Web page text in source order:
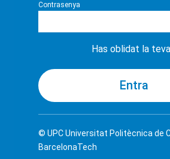
Contrasenya
Has oblidat la
© UPCUniversitat Politècnica de
BarcelonaTech